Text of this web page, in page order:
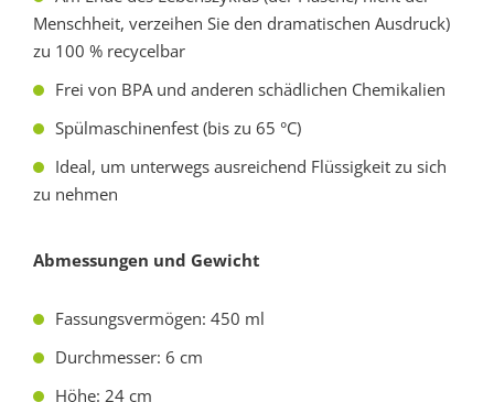
Menschheit, verzeihen Sie den dramatischen Ausdruck)
zu 100 % recycelbar
Frei von BPA und anderen schädlichen Chemikalien
Spülmaschinenfest (bis zu 65 °C)
Ideal, um unterwegs ausreichend Flüssigkeit zu sich
zu nehmen
Abmessungen und Gewicht
Fassungsvermögen: 450 ml
Durchmesser: 6 cm
Höhe: 24 cm